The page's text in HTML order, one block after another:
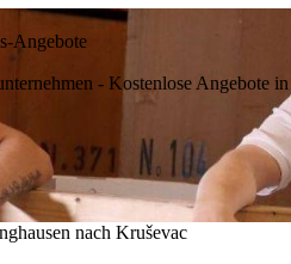
Angebote
- Kostenlose Angebote
nach Kruševac